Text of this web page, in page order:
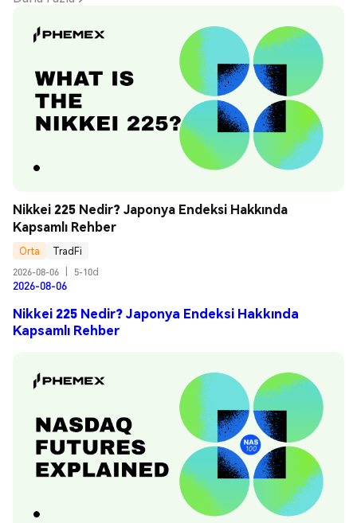
Nikkei 225 Nedir? Japonya Endeksi Hakkında
Kapsamlı Rehber
Orta
TradFi
2026-08-06
5-10d
2026-08-06
Nikkei 225 Nedir? Japonya Endeksi Hakkında
Kapsamlı Rehber